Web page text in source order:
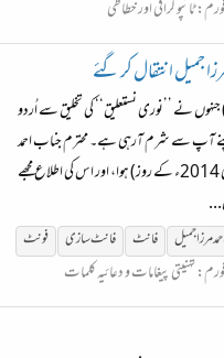
ٹائپو گرافی اور خطاطی
جمیل انتقال کر گئے
1921 تا 17 فروری 2014ء) جنہوں نے ’’نوری نستعلیق‘‘ کی تخلیق سے اُردو
اپنے آپ سے شرم آرہی ہے۔ محترم جناب احمد
مرزا جمیل صاحب کا انتقال گزشتہ ماہ (17 فروری 2014ء کے روز) ہوا، اور اس کی اطلاع مجھے
احمد مرزا جمیل فانٹ فانٹ سازی
فونٹ
تہنیتی پیغامات و دعائیہ کلمات